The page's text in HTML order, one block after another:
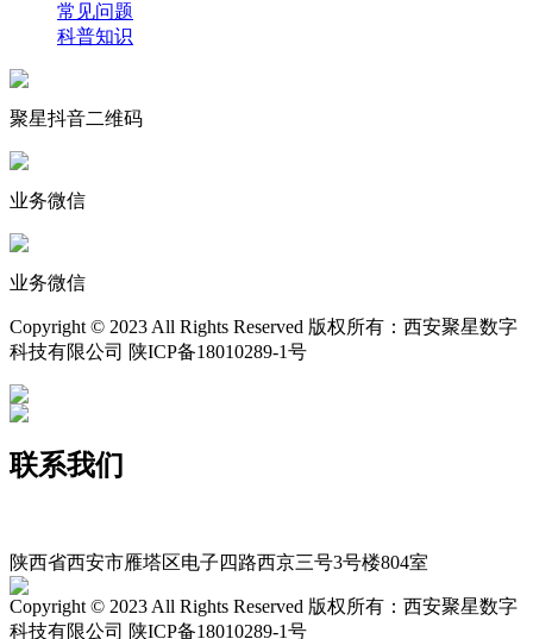
常见问题
科普知识
聚星抖音二维码
业务微信
业务微信
Copyright © 2023 All Rights Reserved 版权所有：西安聚星数字
科技有限公司 陕ICP备18010289-1号
联系我们
陕西省西安市雁塔区电子四路西京三号3号楼804室
Copyright © 2023 All Rights Reserved 版权所有：西安聚星数字
科技有限公司 陕ICP备18010289-1号